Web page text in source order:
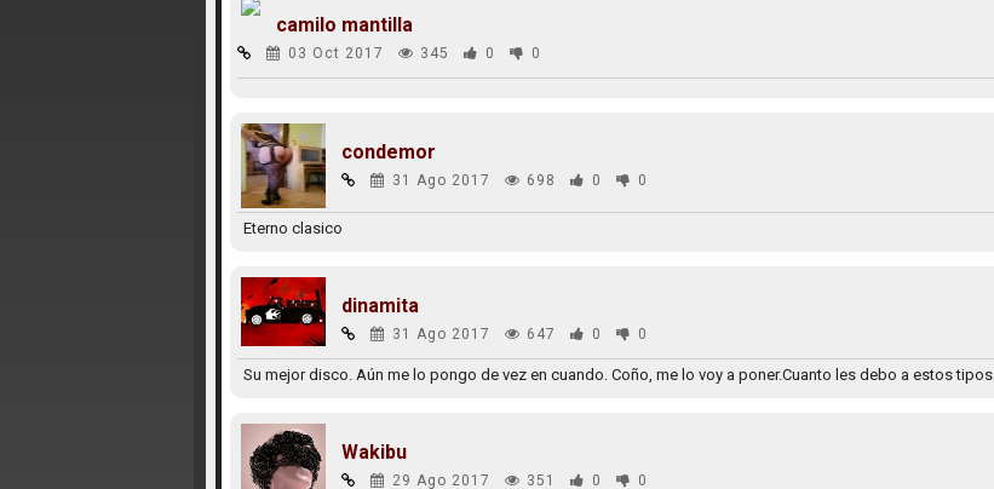
camilo mantilla
03 Oct 2017 345 0 0
condemor
31 Ago 2017 698 0 0
Eterno clasico
dinamita
31 Ago 2017 647 0 0
Su mejor disco. Aún me lo pongo de vez en cuando. Coño, me lo voy a poner.Cuanto les debo a estos tipos
Wakibu
29 Ago 2017 351 0 0